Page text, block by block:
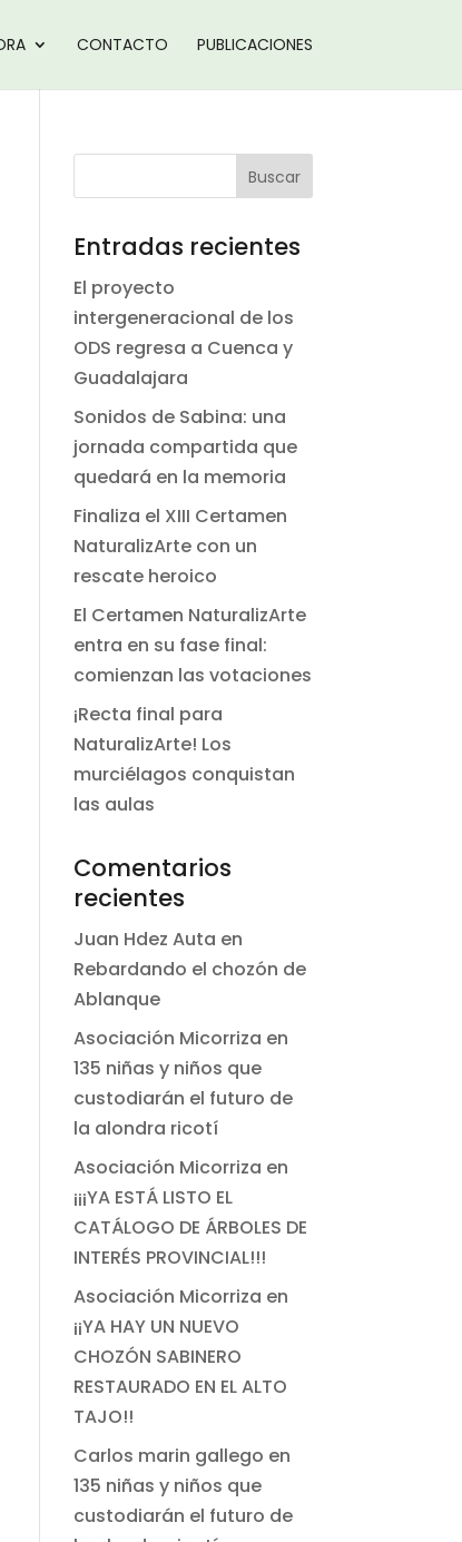
CONTACTO PUBLICACIONES
Entradas recientes
El proyecto
intergeneracional de los
ODS regresa a Cuenca y
Guadalajara
Sonidos de Sabina: una
jornada compartida que
quedará en la memoria
Finaliza el XIII Certamen
NaturalizArte con un
rescate heroico
El Certamen NaturalizArte
entra en su fase final:
comienzan las votaciones
¡Recta final para
NaturalizArte! Los
murciélagos conquistan
las aulas
Comentarios
recientes
Juan Hdez Auta en
Rebardando el chozón de
Ablanque
Asociación Micorriza en
135 niñas y niños que
custodiarán el futuro de
la alondra ricotí
Asociación Micorriza en
¡¡¡YA ESTÁ LISTO EL
CATÁLOGO DE ÁRBOLES DE
INTERÉS PROVINCIAL!!!
Asociación Micorriza en
¡¡YA HAY UN NUEVO
CHOZÓN SABINERO
RESTAURADO EN EL ALTO
TAJO!!
Carlos marin gallego en
135 niñas y niños que
custodiarán el futuro de